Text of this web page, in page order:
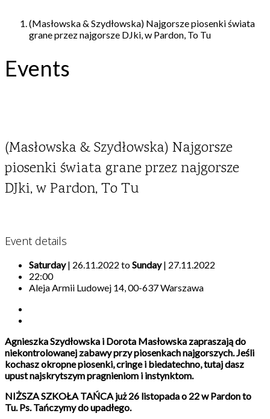
(Masłowska & Szydłowska) Najgorsze piosenki świata
grane przez najgorsze DJki, w Pardon, To Tu
Events
(Masłowska & Szydłowska) Najgorsze
piosenki świata grane przez najgorsze
DJki, w Pardon, To Tu
Event details
Saturday| 26.11.2022 toSunday| 27.11.2022
22:00
Aleja Armii Ludowej 14, 00-637 Warszawa
Agnieszka Szydłowska i Dorota Masłowska zapraszają do
niekontrolowanej zabawy przy piosenkach najgorszych. Jeśli
kochasz okropne piosenki, cringe i biedatechno, tutaj dasz
upust najskrytszym pragnieniom i instynktom.
NIŻSZA SZKOŁA TAŃCA już 26 listopada o 22 w Pardon to
Tu. Ps. Tańczymy do upadłego.